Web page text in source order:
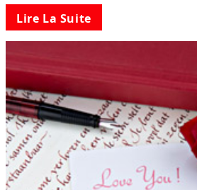
Lire La Suite